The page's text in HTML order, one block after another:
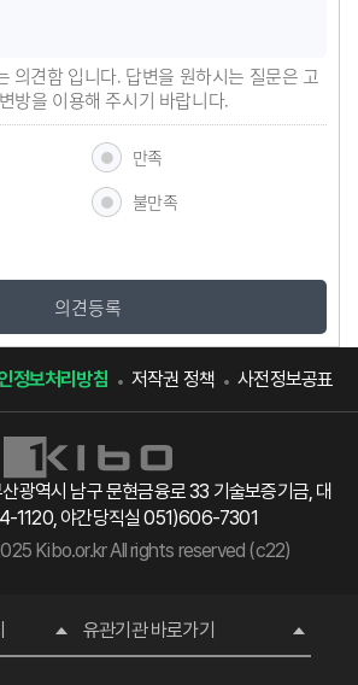
의견함 입니다. 답변을 원하시는 질문은 고
방을 이용해 주시기 바랍니다.
만족
불만족
의견등록
정보처리방침 저작권 정책 사전정보공표
광역시 남구 문현금융로 33 기술보증기금, 대
1120, 야간당직실 051)606-7301
Kibo.or.kr All rights reserved (c22)
유관기관 바로가기